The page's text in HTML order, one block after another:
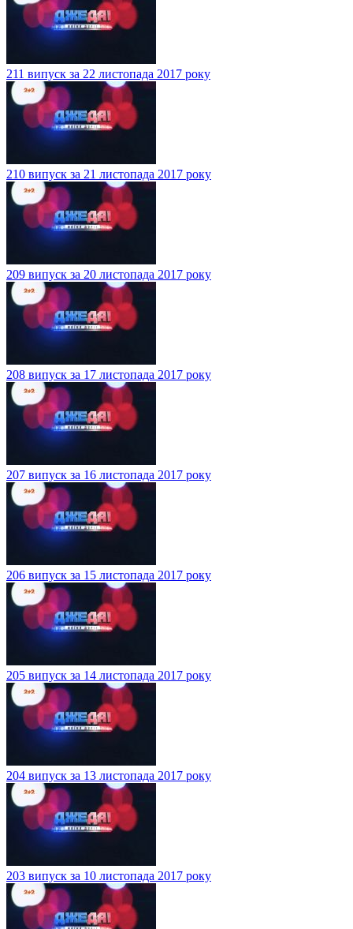
211 випуск за 22 листопада 2017 року
210 випуск за 21 листопада 2017 року
209 випуск за 20 листопада 2017 року
208 випуск за 17 листопада 2017 року
207 випуск за 16 листопада 2017 року
206 випуск за 15 листопада 2017 року
205 випуск за 14 листопада 2017 року
204 випуск за 13 листопада 2017 року
203 випуск за 10 листопада 2017 року